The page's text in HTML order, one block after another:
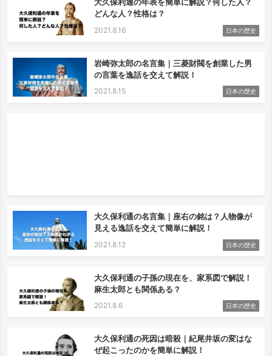
大久保利通の年表を簡単に解説？何した人？
どんな人？性格は？
2021.8.16 日本の歴史
岩崎弥太郎の名言集｜三菱財閥を創業した男
の言葉を逸話を交えて解説！
2021.8.15 日本の歴史
大久保利通の名言集｜座右の銘は？人物像が
見える逸話を交えて簡単に解説！
2021.8.12 日本の歴史
大久保利通の子孫の現在を、家系図で解説！
麻生太郎とも関係ある？
2021.8.6 日本の歴史
大久保利通の死因は暗殺｜紀尾井坂の変はな
ぜ起こったのかを簡単に解説！